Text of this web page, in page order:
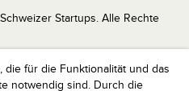
für die Funktionalität und das
notwendig sind. Durch die
Startups. Alle Rechte